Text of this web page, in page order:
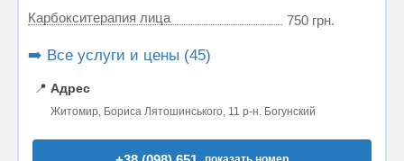
Карбокситерапия лица
750 грн.
➡️ Все услуги и цены (45)
📍 Адрес
Житомир, Бориса Лятошинського, 11 р-н. Богунский